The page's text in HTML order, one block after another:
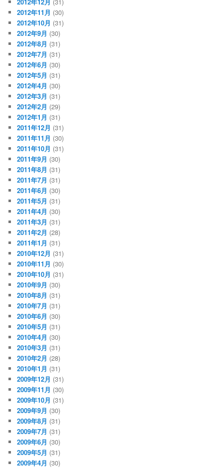
2012年11月 (30)
2012年10月 (31)
2012年9月 (30)
2012年8月 (31)
2012年7月 (31)
2012年6月 (30)
2012年5月 (31)
2012年4月 (30)
2012年3月 (31)
2012年2月 (29)
2012年1月 (31)
2011年12月 (31)
2011年11月 (30)
2011年10月 (31)
2011年9月 (30)
2011年8月 (31)
2011年7月 (31)
2011年6月 (30)
2011年5月 (31)
2011年4月 (30)
2011年3月 (31)
2011年2月 (28)
2011年1月 (31)
2010年12月 (31)
2010年11月 (30)
2010年10月 (31)
2010年9月 (30)
2010年8月 (31)
2010年7月 (31)
2010年6月 (30)
2010年5月 (31)
2010年4月 (30)
2010年3月 (31)
2010年2月 (28)
2010年1月 (31)
2009年12月 (31)
2009年11月 (30)
2009年10月 (31)
2009年9月 (30)
2009年8月 (31)
2009年7月 (31)
2009年6月 (30)
2009年5月 (31)
2009年4月 (30)